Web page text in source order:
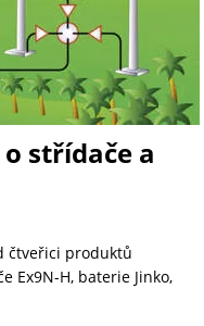
střídače a
čtveřici produktů
Ex9N-H, baterie Jinko,